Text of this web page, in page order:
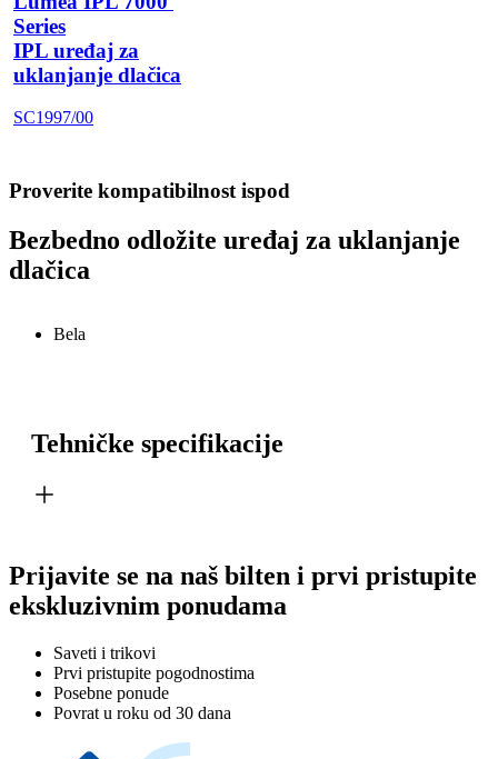
Series
IPL uređaj za
uklanjanje dlačica
SC1997/00
Proverite kompatibilnost ispod
Bezbedno odložite uređaj za uklanjanje
dlačica
Bela
Tehničke specifikacije
Prijavite se na naš bilten i prvi pristupite
ekskluzivnim ponudama
Saveti i trikovi
Prvi pristupite pogodnostima
Posebne ponude
Povrat u roku od 30 dana